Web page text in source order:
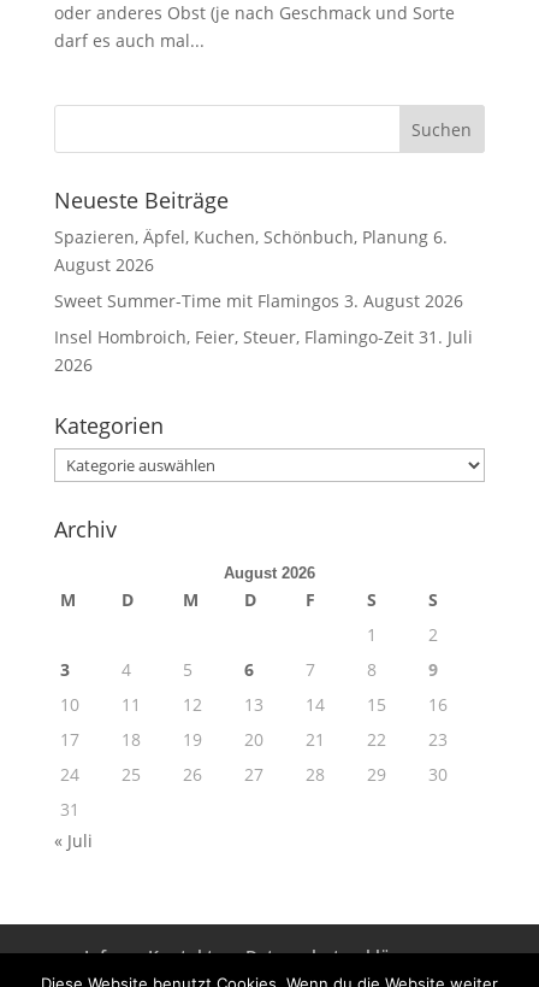
oder anderes Obst (je nach Geschmack und Sorte
darf es auch mal...
Neueste Beiträge
Spazieren, Äpfel, Kuchen, Schönbuch, Planung 6.
August 2026
Sweet Summer-Time mit Flamingos 3. August 2026
Insel Hombroich, Feier, Steuer, Flamingo-Zeit 31. Juli
2026
Kategorien
Kategorien
Archiv
August 2026
M D M D F S
S
1
2
3
4 5 6 7 8
9
10
11 12 13 14 15
16
17
18 19 20 21 22
23
24
25 26 27 28 29
30
31
« Juli
Info Kontakt
Datenschutzerklärung